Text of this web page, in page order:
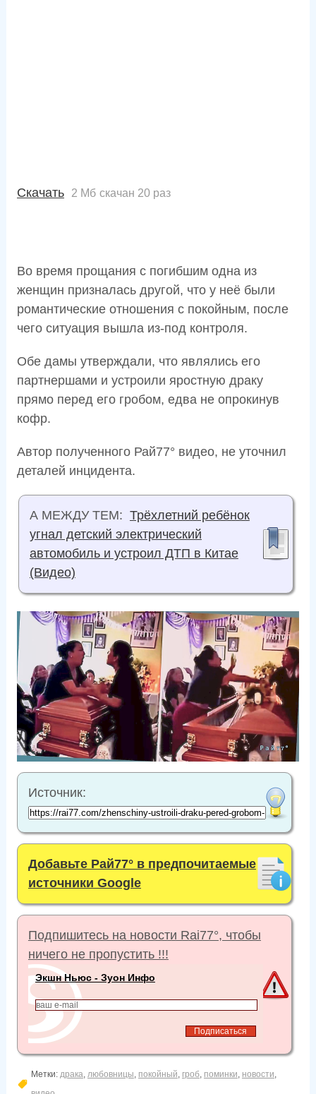
Скачать 2 Мб скачан 20 раз
Во время прощания с погибшим одна из
женщин призналась другой, что у неё были
романтические отношения с покойным, после
чего ситуация вышла из-под контроля.
Обе дамы утверждали, что являлись его
партнершами и устроили яростную драку
прямо перед его гробом, едва не опрокинув
кофр.
Автор полученного Рай77° видео, не уточнил
деталей инцидента.
А МЕЖДУ ТЕМ: Трёхлетний ребёнок
угнал детский электрический
автомобиль и устроил ДТП в Китае
(Видео)
Источник:
Добавьте Рай77° в предпочитаемые
источники Google
Подпишитесь на новости Rai77°, чтобы
ничего не пропустить !!!
Экшн Ньюс - Зуон Инфо
Метки: драка, любовницы, покойный, гроб, поминки, новости,